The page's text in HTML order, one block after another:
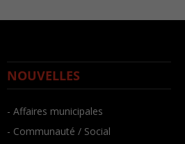
NOUVELLES
- Affaires municipales
- Communauté / Social